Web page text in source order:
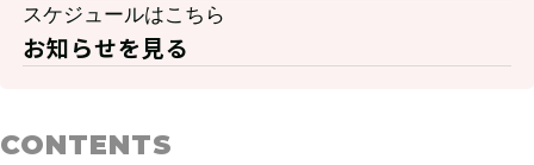
スケジュールはこちら
お知らせを見る
CONTENTS